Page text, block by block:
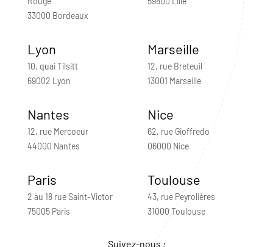
33000 Bordeaux
Lyon
10, quai Tilsitt
69002 Lyon
Marseille
12, rue Breteuil
13001 Marseille
Nantes
12, rue Mercoeur
44000 Nantes
Nice
62, rue Gioffredo
06000 Nice
Paris
2 au 18 rue Saint-Victor
75005 Paris
Toulouse
43, rue Peyrolières
31000 Toulouse
Suivez-nous :